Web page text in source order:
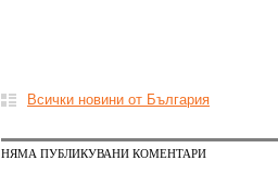
Всички новини от България
НЯМА ПУБЛИКУВАНИ КОМЕНТАРИ